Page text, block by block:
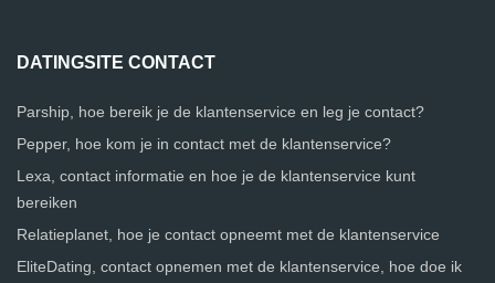
DATINGSITE CONTACT
Parship, hoe bereik je de klantenservice en leg je contact?
Pepper, hoe kom je in contact met de klantenservice?
Lexa, contact informatie en hoe je de klantenservice kunt
bereiken
Relatieplanet, hoe je contact opneemt met de klantenservice
EliteDating, contact opnemen met de klantenservice, hoe doe ik